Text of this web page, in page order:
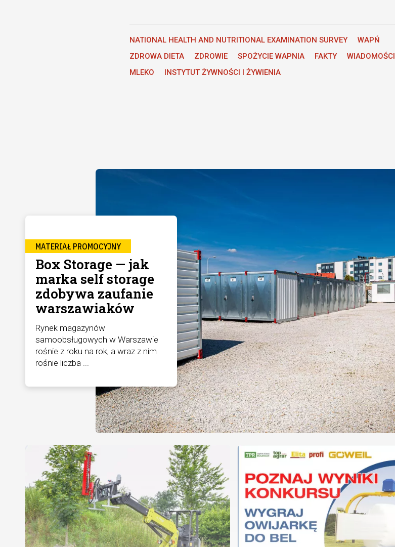
NATIONAL HEALTH AND NUTRITIONAL EXAMINATION SURVEY
WAPŃ
ZDROWA DIETA
ZDROWIE SPOŻYCIE WAPNIA FAKTY
WIADOMOŚCI
MLEKO
INSTYTUT ŻYWNOŚCI I ŻYWIENIA
MATERIAŁ PROMOCYJNY
Box Storage — jak
marka self storage
zdobywa zaufanie
warszawiaków
Rynek magazynów
samoobsługowych w Warszawie
rośnie z roku na rok, a wraz z nim
rośnie liczba ...